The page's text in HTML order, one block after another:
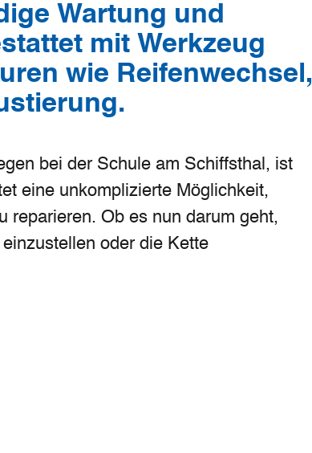
Wartung und
mit Werkzeug
wie Reifenwechsel,
bei der Schule am Schiffsthal, ist
eine unkomplizierte Möglichkeit,
reparieren. Ob es nun darum geht,
oder die Kette